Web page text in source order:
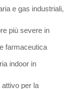
e gas industriali,
più severe in
farmaceutica
indoor in
attivo per la